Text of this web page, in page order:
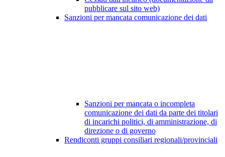
pubblicare sul sito web)
Sanzioni per mancata comunicazione dei dati
Sanzioni per mancata o incompleta
comunicazione dei dati da parte dei titolari
di incarichi politici, di amministrazione, di
direzione o di governo
Rendiconti gruppi consiliari regionali/provinciali